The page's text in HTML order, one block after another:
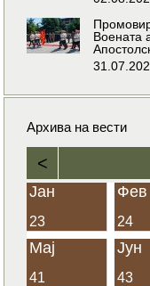
Воената
Архива на вести
<
Јан
23
Фев
24
Мај
41
Јун
43